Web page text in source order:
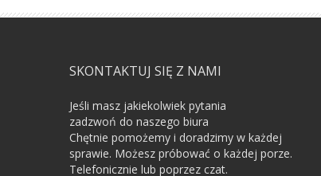
SKONTAKTUJ SIĘ Z NAMI
Jeśli masz jakiekolwiek pytania
zadzwoń do naszego biura
Chętnie pomożemy i doradzimy w każdej
sprawie. Możesz próbować o każdej porze.
Telefonicznie lub poprzez czat.